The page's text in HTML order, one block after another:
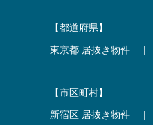
【都道府県】
東京都 居抜き物件
【市区町村】
新宿区 居抜き物件